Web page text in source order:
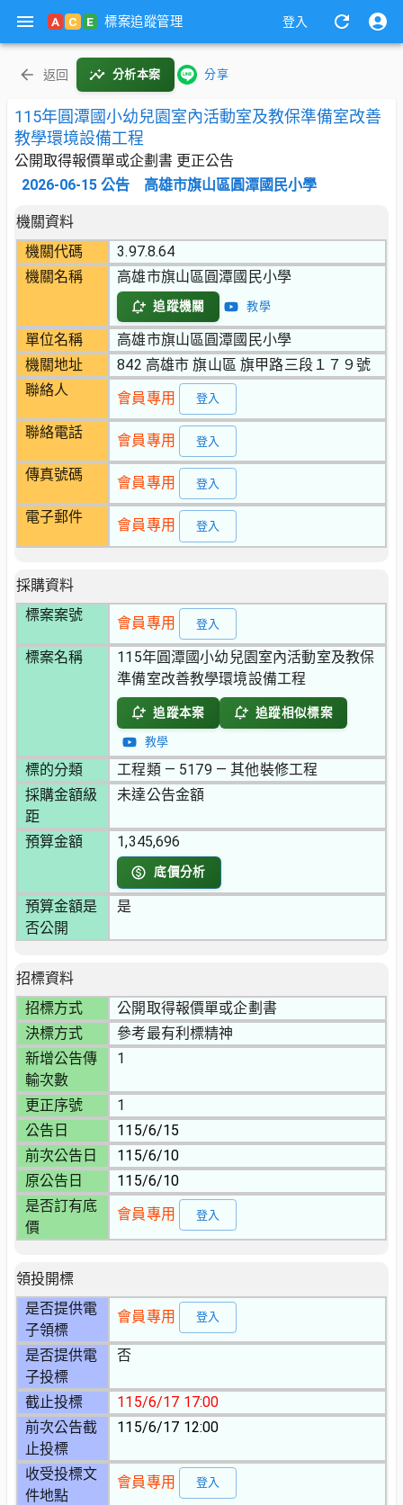
A C E 標案追蹤管理 登入
返回 分析本案 分享
115年圓潭國小幼兒園室內活動室及教保準備室改善
教學環境設備工程
公開取得報價單或企劃書 更正公告
2026-06-15 公告 高雄市旗山區圓潭國民小學
機關資料
機關代碼
3.97.8.64
機關名稱
高雄市旗山區圓潭國民小學
追蹤機關 教學
單位名稱
高雄市旗山區圓潭國民小學
機關地址
842 高雄市 旗山區 旗甲路三段１７９號
聯絡人
會員專用 登入
聯絡電話 會員專用 登入
傳真號碼 會員專用 登入
電子郵件 會員專用 登入
採購資料
標案案號
會員專用 登入
標案名稱
115年圓潭國小幼兒園室內活動室及教保
準備室改善教學環境設備工程
追蹤本案 追蹤相似標案
教學
標的分類
工程類 — 5179 — 其他裝修工程
採購金額級
距
未達公告金額
預算金額 1,345,696
底價分析
預算金額是
否公開
是
招標資料
招標方式
公開取得報價單或企劃書
決標方式
參考最有利標精神
新增公告傳
輸次數
1
更正序號
1
公告日
115/6/15
前次公告日
115/6/10
原公告日
115/6/10
是否訂有底
價
會員專用 登入
領投開標
是否提供電
子領標
會員專用 登入
是否提供電
子投標
否
截止投標
115/6/17 17:00
前次公告截
止投標
115/6/17 12:00
收受投標文
件地點
會員專用 登入